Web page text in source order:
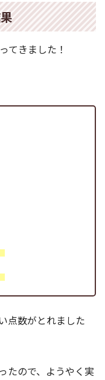
てきました！
点数がとれました
たので、ようやく実